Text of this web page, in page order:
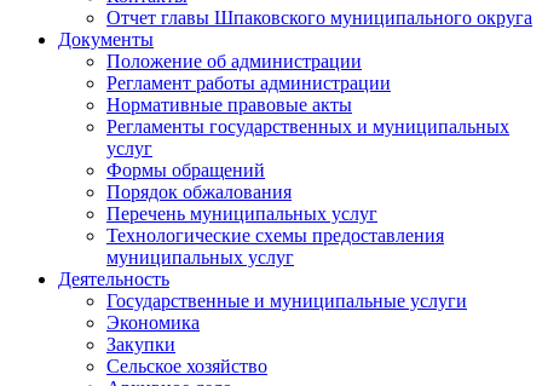
Отчет главы Шпаковского муниципального округа
Документы
Положение об администрации
Регламент работы администрации
Нормативные правовые акты
Регламенты государственных и муниципальных
услуг
Формы обращений
Порядок обжалования
Перечень муниципальных услуг
Технологические схемы предоставления
муниципальных услуг
Деятельность
Государственные и муниципальные услуги
Экономика
Закупки
Сельское хозяйство